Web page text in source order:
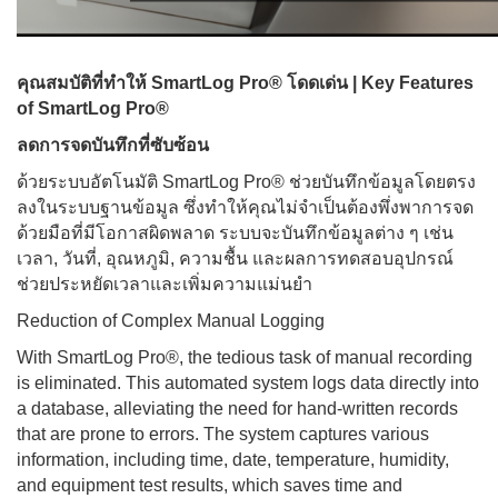
คุณสมบัติที่ทำให้ SmartLog Pro® โดดเด่น | Key Features
of SmartLog Pro®
ลดการจดบันทึกที่ซับซ้อน
ด้วยระบบอัตโนมัติ SmartLog Pro® ช่วยบันทึกข้อมูลโดยตรง
ลงในระบบฐานข้อมูล ซึ่งทำให้คุณไม่จำเป็นต้องพึ่งพาการจด
ด้วยมือที่มีโอกาสผิดพลาด ระบบจะบันทึกข้อมูลต่าง ๆ เช่น
เวลา, วันที่, อุณหภูมิ, ความชื้น และผลการทดสอบอุปกรณ์
ช่วยประหยัดเวลาและเพิ่มความแม่นยำ
Reduction of Complex Manual Logging
With SmartLog Pro®, the tedious task of manual recording
is eliminated. This automated system logs data directly into
a database, alleviating the need for hand-written records
that are prone to errors. The system captures various
information, including time, date, temperature, humidity,
and equipment test results, which saves time and